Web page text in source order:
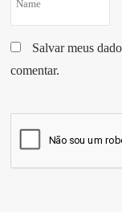
Salvar meus
comentar.